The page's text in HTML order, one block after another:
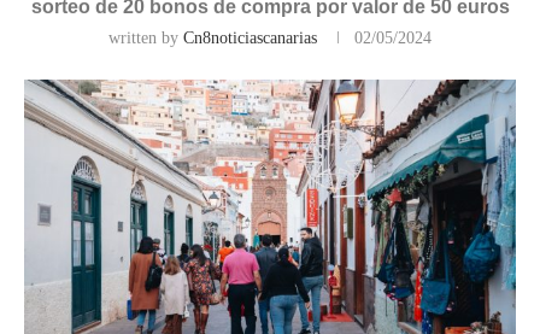
sorteo de 20 bonos de compra por valor de 50 euros
written by Cn8noticiascanarias 02/05/2024